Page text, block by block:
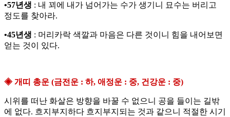
•57년생 : 내 꾀에 내가 넘어가는 수가 생기니 묘수는 버리고
정도를 찾아라.
•45년생 : 머리카락 색깔과 마음은 다른 것이니 힘을 내어보면
얻는 것이 있다.
◈ 개띠 총운 (금전운 : 하, 애정운 : 중, 건강운 : 중)
시위를 떠난 화살은 방향을 바꿀 수 없으니 공을 들이는 길밖
에 없다. 흐지부지하다 흐지부지되는 것과 같으니 적절한 시기